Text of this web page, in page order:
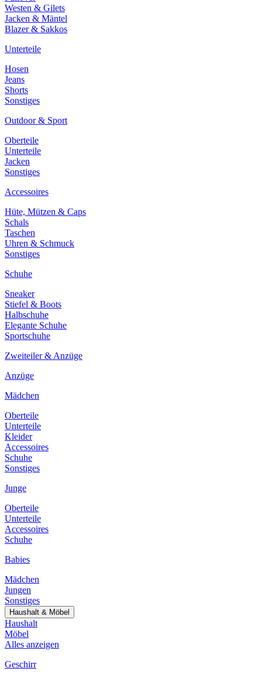
Westen & Gilets
Jacken & Mäntel
Blazer & Sakkos
Unterteile
Hosen
Jeans
Shorts
Sonstiges
Outdoor & Sport
Oberteile
Unterteile
Jacken
Sonstiges
Accessoires
Hüte, Mützen & Caps
Schals
Taschen
Uhren & Schmuck
Sonstiges
Schuhe
Sneaker
Stiefel & Boots
Halbschuhe
Elegante Schuhe
Sportschuhe
Zweiteiler & Anzüge
Anzüge
Mädchen
Oberteile
Unterteile
Kleider
Accessoires
Schuhe
Sonstiges
Junge
Oberteile
Unterteile
Accessoires
Schuhe
Babies
Mädchen
Jungen
Sonstiges
Haushalt & Möbel
Haushalt
Möbel
Alles anzeigen
Geschirr